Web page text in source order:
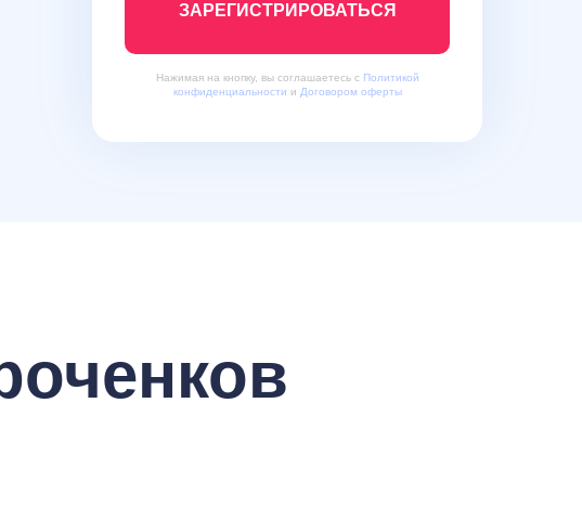
Нажимая на кнопку, вы соглашаетесь с Политикой
конфиденциальности и Договором оферты
ЗАРЕГИСТРИРОВАТЬСЯ